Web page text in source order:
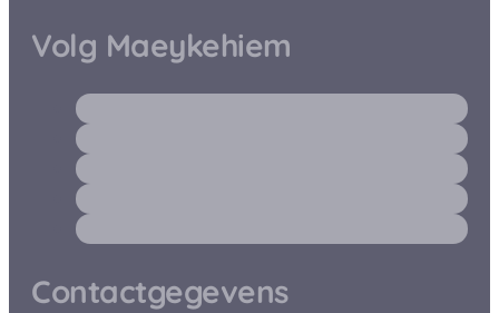
Volg Maeykehiem
Contactgegevens